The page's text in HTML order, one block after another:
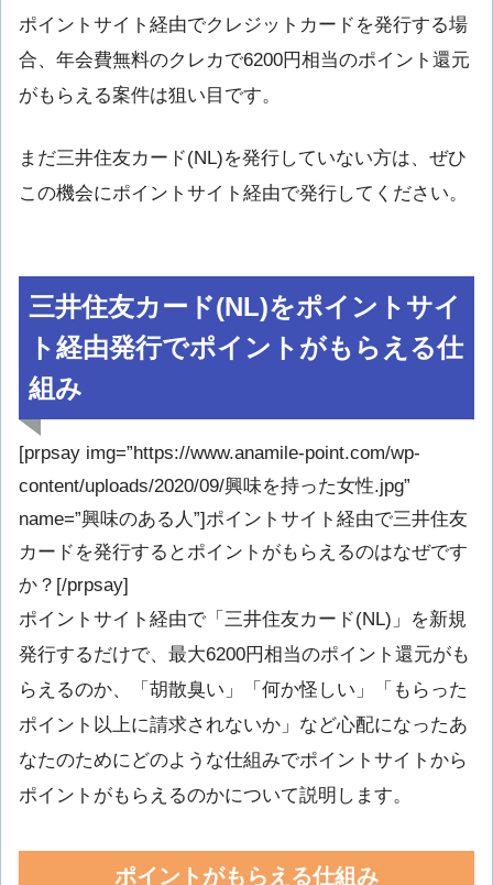
ポイントサイト経由でクレジットカードを発行する場
合、年会費無料のクレカで6200円相当のポイント還元
がもらえる案件は狙い目です。
まだ三井住友カード(NL)を発行していない方は、ぜひ
この機会にポイントサイト経由で発行してください。
三井住友カード(NL)をポイントサイ
ト経由発行でポイントがもらえる仕
組み
[prpsay img=”https://www.anamile-point.com/wp-
content/uploads/2020/09/興味を持った女性.jpg”
name=”興味のある人”]ポイントサイト経由で三井住友
カードを発行するとポイントがもらえるのはなぜです
か？[/prpsay]
ポイントサイト経由で「三井住友カード(NL)」を新規
発行するだけで、最大6200円相当のポイント還元がも
らえるのか、「胡散臭い」「何か怪しい」「もらった
ポイント以上に請求されないか」など心配になったあ
なたのためにどのような仕組みでポイントサイトから
ポイントがもらえるのかについて説明します。
ポイントがもらえる仕組み